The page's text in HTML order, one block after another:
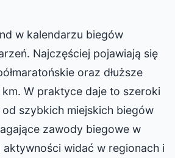
w kalendarzu biegów
Najczęściej pojawiają się
oraz dłuższe
W praktyce daje to szeroki
szybkich miejskich biegów
zawody biegowe w
aktywności widać w regionach i